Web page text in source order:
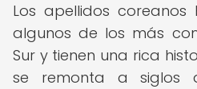
Los apellidos coreanos
algunos de los más
Sur y tienen una rica
se remonta a siglos